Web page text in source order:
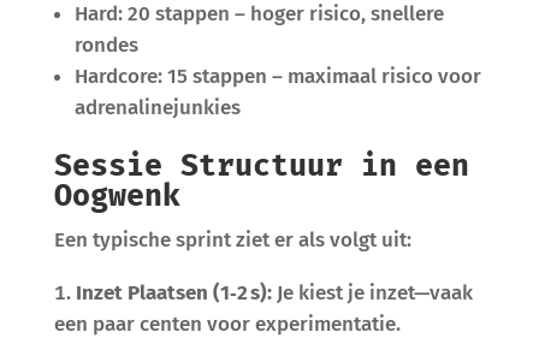
Hard: 20 stappen – hoger risico, snellere
rondes
Hardcore: 15 stappen – maximaal risico voor
adrenalinejunkies
Sessie Structuur in een
Oogwenk
Een typische sprint ziet er als volgt uit:
Inzet Plaatsen (1‑2 s):Je kiest je inzet—vaak
een paar centen voor experimentatie.